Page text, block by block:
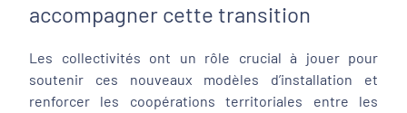
accompagner cette transition
Les collectivités ont un rôle crucial à jouer pour
soutenir ces nouveaux modèles d’installation et
renforcer les coopérations territoriales entre les